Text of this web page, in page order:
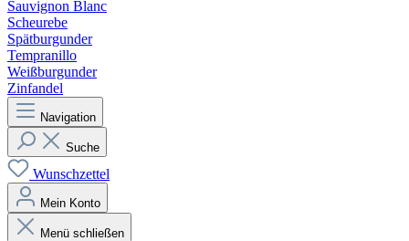
Sauvignon Blanc
Scheurebe
Spätburgunder
Tempranillo
Weißburgunder
Zinfandel
Navigation
Suche
Wunschzettel
Mein Konto
Menü schließen